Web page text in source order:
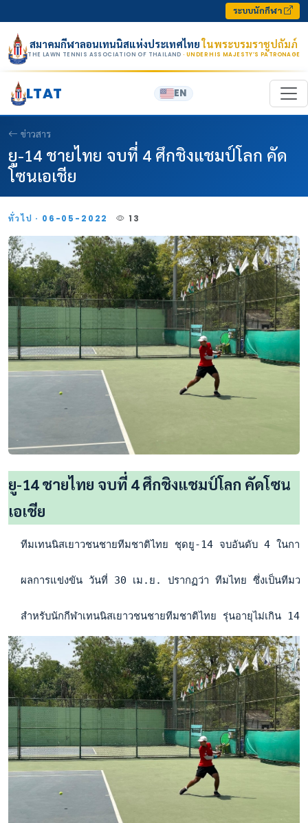
ระบบนักกีฬา
สมาคมกีฬาลอนเทนนิสแห่งประเทศไทยในพระบรมราชูปถัมภ์
THE LAWN TENNIS ASSOCIATION OF THAILAND · UNDER HIS MAJESTY’S PATRONAGE
LTAT EN
ข่าวสาร
ยู-14 ชายไทย จบที่ 4 ศึกชิงแชมป์โลก คัด
โซนเอเชีย
ทั่วไป · 06-05-2022 13
ยู-14 ชายไทย จบที่ 4 ศึกชิงแชมป์โลก คัดโซน
เอเชีย
ทีมเทนนิสเยาวชนชายทีมชาติไทย ชุดยู-14 จบอันดับ 4 ในกา
ผลการแข่งขัน วันที่ 30 เม.ย. ปรากฏว่า ทีมไทย ซึ่งเป็นทีม
สำหรับนักกีฬาเทนนิสเยาวชนชายทีมชาติไทย รุ่นอายุไม่เกิน